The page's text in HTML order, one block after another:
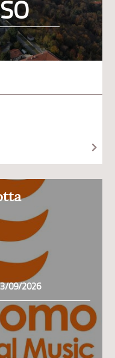
09/2026